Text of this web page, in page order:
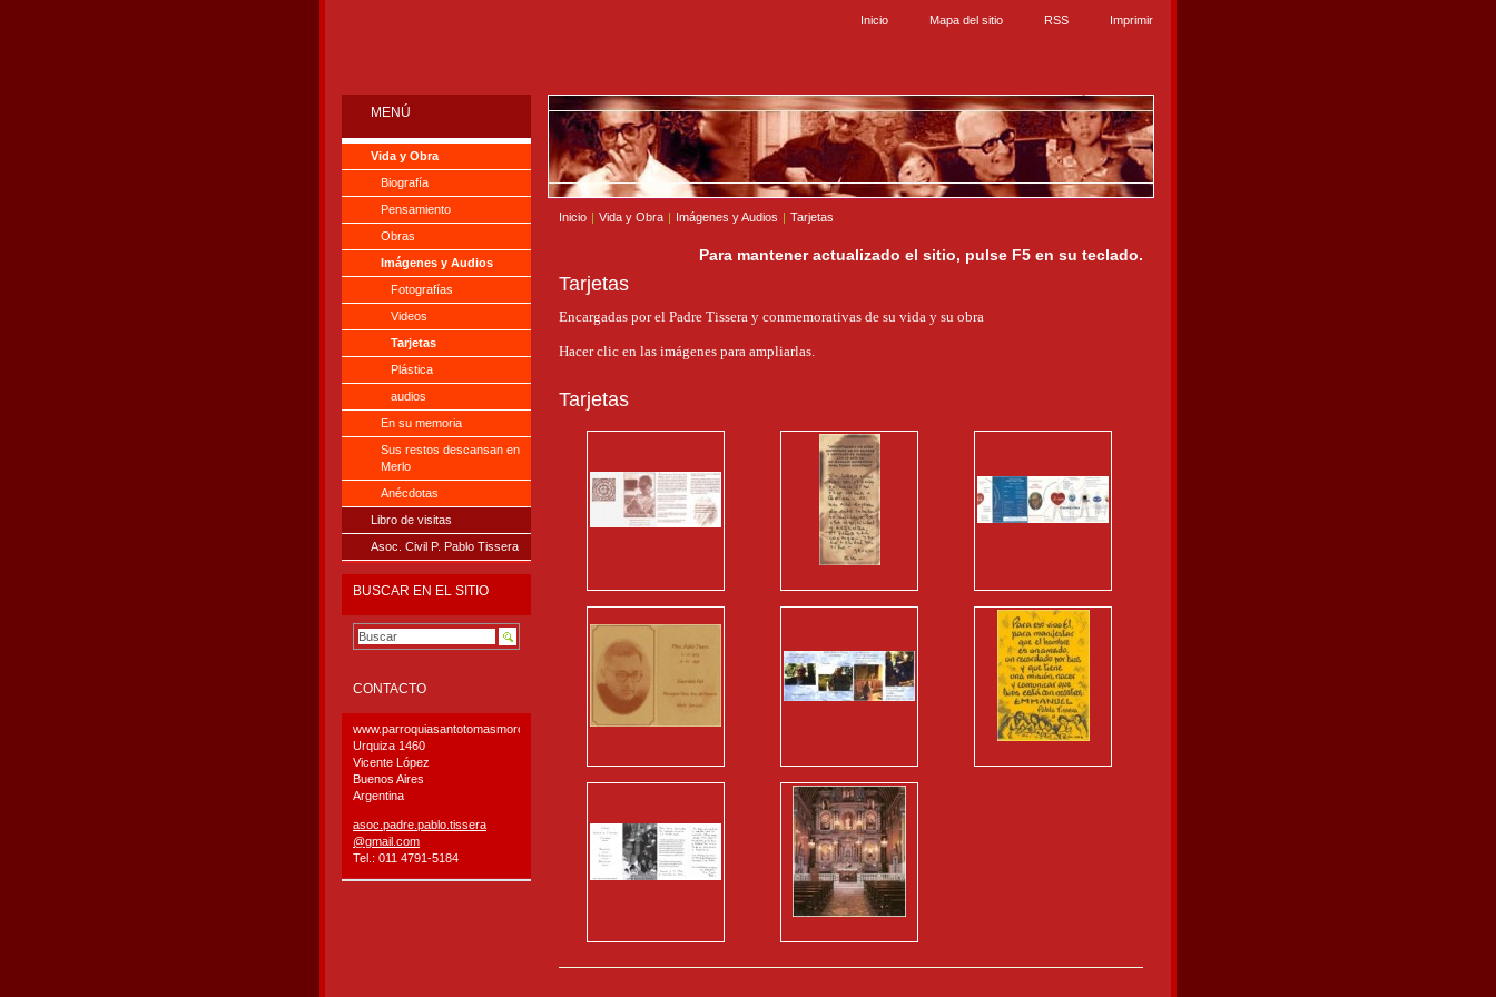
Inicio | Vida y Obra | Imágenes y Audios | Tarjetas
Para mantener actualizado el sitio, pulse F5 en su teclado.
Tarjetas
Encargadas por el Padre Tissera y conmemorativas de su vida y su obra
Hacer clic en las imágenes para ampliarlas.
Tarjetas
MENÚ
Vida y Obra
Biografía
Pensamiento
Obras
Imágenes y Audios
Fotografías
Videos
Tarjetas
Plástica
audios
En su memoria
Sus restos descansan en
Merlo
Anécdotas
Libro de visitas
Asoc. Civil P. Pablo Tissera
BUSCAR EN EL SITIO
CONTACTO
www.parroquiasantotomasmoro.com
Urquiza 1460
Vicente López
Buenos Aires
Argentina
asoc.padre.pablo .tissera
@gmail.com
Tel.: 011 4791-5184
Inicio Mapa del sitio RSS Imprimir